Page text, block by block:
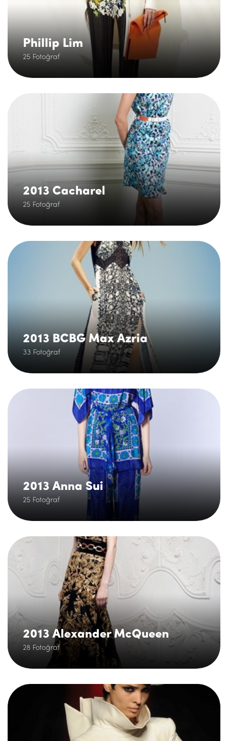
Phillip Lim
25 Fotoğraf
2013 Cacharel
25 Fotoğraf
2013 BCBG Max Azria
33 Fotoğraf
2013 Anna Sui
25 Fotoğraf
2013 Alexander McQueen
28 Fotoğraf